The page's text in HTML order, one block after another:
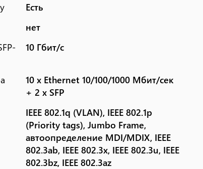
Есть
нет
10 Гбит/с
10 x Ethernet 10/100/1000 Мбит/сек
+ 2 x SFP
IEEE 802.1q (VLAN), IEEE 802.1p
(Priority tags), Jumbo Frame,
автоопределение MDI/MDIX, IEEE
802.3ab, IEEE 802.3x, IEEE 802.3u, IEEE
802.3bz, IEEE 802.3az